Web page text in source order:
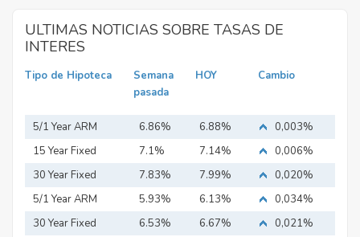
ULTIMAS NOTICIAS SOBRE TASAS DE
INTERES
Tipo de Hipoteca
Semana
pasada
HOY Cambio
5/1 Year ARM 6.86% 6.88%
0,003%
15 Year Fixed
Mortgage
7.1% 7.14%
0,006%
30 Year Fixed
Mortgage
7.83% 7.99%
0,020%
5/1 Year ARM
5.93% 6.13%
0,034%
30 Year Fixed
6.53% 6.67% 0,021%